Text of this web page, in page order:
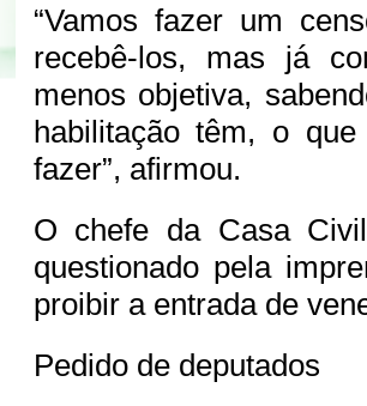
“Vamos fazer um
recebê-los, mas já
menos objetiva,
habilitação têm, o
fazer”, afirmou.
O chefe da Casa
questionado pela
proibir a entrada de
Pedido de deputados